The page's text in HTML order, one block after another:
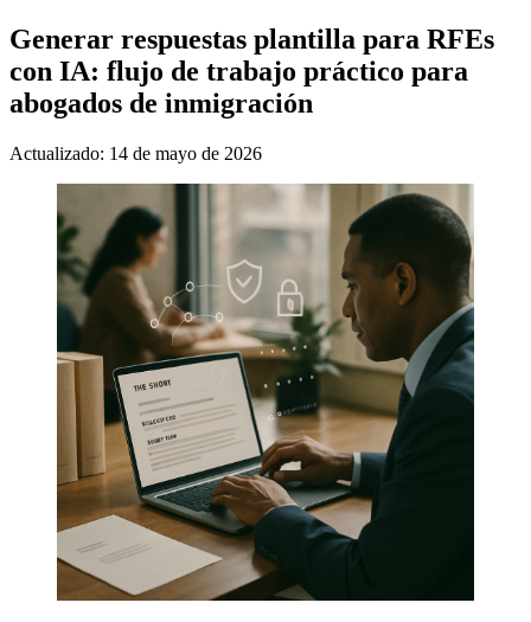
Generar respuestas plantilla para RFEs
con IA: flujo de trabajo práctico para
abogados de inmigración
Actualizado: 14 de mayo de 2026